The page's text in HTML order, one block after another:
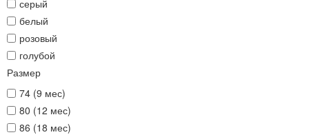
серый
белый
розовый
голубой
Размер
74 (9 мес)
80 (12 мес)
86 (18 мес)